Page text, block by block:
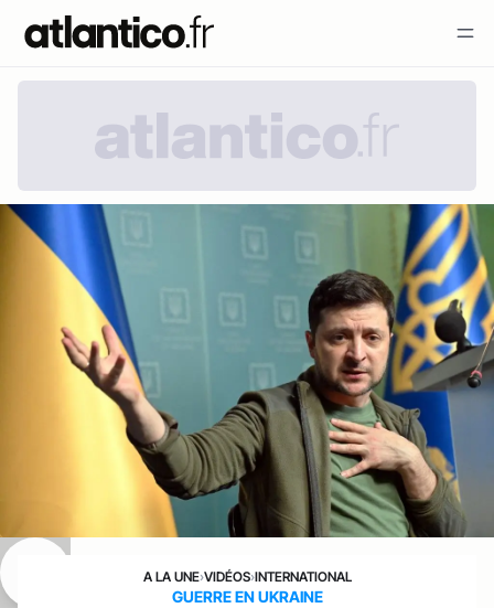
A LA UNE›VIDÉOS›INTERNATIONAL
GUERRE EN UKRAINE